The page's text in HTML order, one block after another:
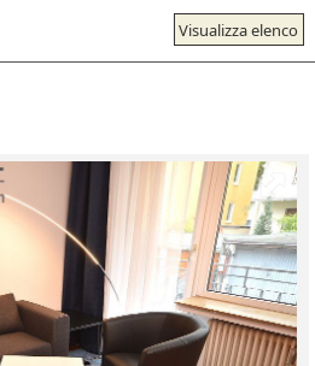
Visualizza elenco